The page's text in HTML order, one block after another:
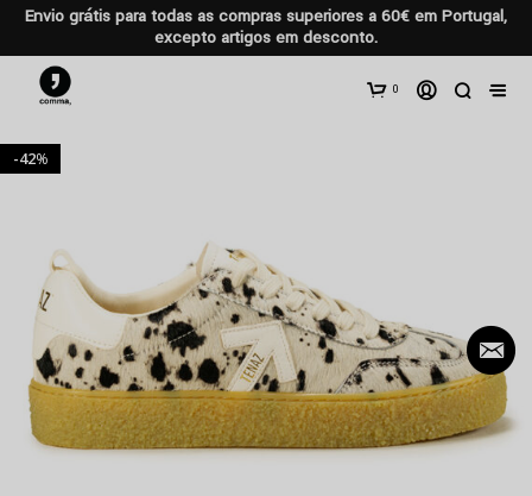
Envio grátis para todas as compras superiores a 60€ em Portugal,
excepto artigos em desconto.
0
%
42